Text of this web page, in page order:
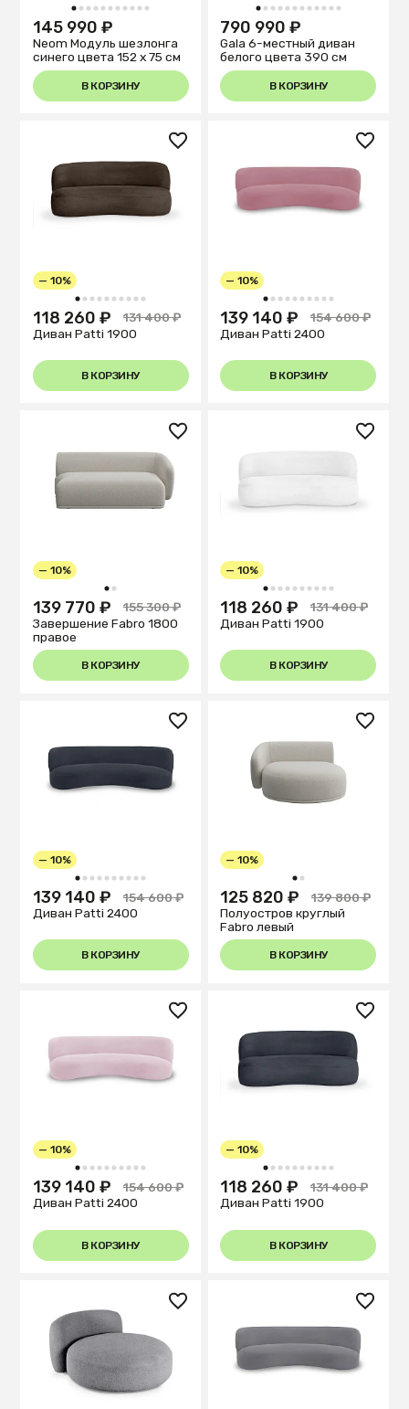
1 2 3 4 5 6 7 8 9 1011
145 990 ₽
Neom Модуль шезлонга
синего цвета 152 x 75 см
В КОРЗИНУ
1 2 3 4 5 6 7 8 9 101112
790 990 ₽
Gala 6-местный диван
белого цвета 390 см
В КОРЗИНУ
1 2 3 4 5 6 7 8 9 10
— 10%
118 260 ₽
131 400 ₽
Диван Patti 1900
В КОРЗИНУ
1 2 3 4 5 6 7 8 9 10
— 10%
139 140 ₽
154 600 ₽
Диван Patti 2400
В КОРЗИНУ
1 2
— 10%
139 770 ₽
155 300 ₽
Завершение Fabro 1800
правое
В КОРЗИНУ
1 2 3 4 5 6 7 8 9 10
— 10%
118 260 ₽
131 400 ₽
Диван Patti 1900
В КОРЗИНУ
1 2 3 4 5 6 7 8 9 10
— 10%
139 140 ₽
154 600 ₽
Диван Patti 2400
В КОРЗИНУ
1 2
— 10%
125 820 ₽
139 800 ₽
Полуостров круглый
Fabro левый
В КОРЗИНУ
1 2 3 4 5 6 7 8 9 10
— 10%
139 140 ₽
154 600 ₽
Диван Patti 2400
В КОРЗИНУ
1 2 3 4 5 6 7 8 9 10
— 10%
118 260 ₽
131 400 ₽
Диван Patti 1900
В КОРЗИНУ